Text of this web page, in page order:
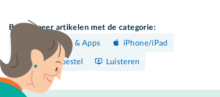
Bekijk meer artikelen met de categorie:
Programma's & Apps
iPhone/iPad
Android-toestel Luisteren